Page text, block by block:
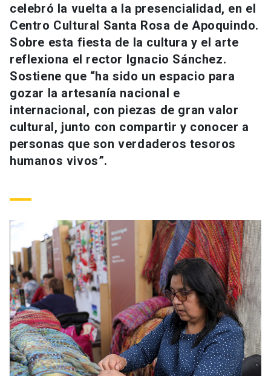
Vinculación
Universidad
Información para keyboard_arrow_down
Futuros estudiantes
Estudiantes
Académicos
Personal
Alumni
Padres y familia
Vecinos
Go to english site launch
Admisión launch
Mi Portal UC launch
Medios Biblioteca
Donaciones launch
celebró la vuelta a la presencialidad, en el
Centro Cultural Santa Rosa de Apoquindo.
Sobre esta fiesta de la cultura y el arte
reflexiona el rector Ignacio Sánchez.
Sostiene que “ha sido un espacio para
gozar la artesanía nacional e
internacional, con piezas de gran valor
cultural, junto con compartir y conocer a
personas que son verdaderos tesoros
humanos vivos”.